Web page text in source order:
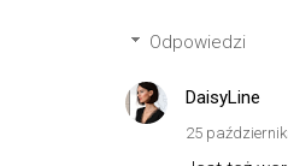
Odpowiedzi
DaisyLine
25